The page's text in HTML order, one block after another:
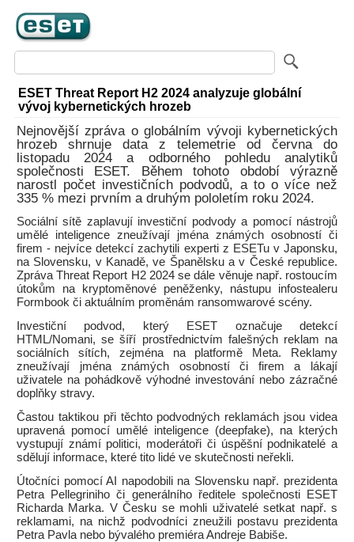
ESET Threat Report H2 2024 analyzuje globální
vývoj kybernetických hrozeb
Nejnovější zpráva o globálním vývoji kybernetických
hrozeb shrnuje data z telemetrie od června do
listopadu 2024 a odborného pohledu analytiků
společnosti ESET. Během tohoto období výrazně
narostl počet investičních podvodů, a to o více než
335 % mezi prvním a druhým pololetím roku 2024.
Sociální sítě zaplavují investiční podvody a pomocí nástrojů
umělé inteligence zneužívají jména známých osobností či
firem - nejvíce detekcí zachytili experti z ESETu v Japonsku,
na Slovensku, v Kanadě, ve Španělsku a v České republice.
Zpráva Threat Report H2 2024 se dále věnuje např. rostoucím
útokům na kryptoměnové peněženky, nástupu infostealeru
Formbook či aktuálním proměnám ransomwarové scény.
Investiční podvod, který ESET označuje detekcí
HTML/Nomani, se šíří prostřednictvím falešných reklam na
sociálních sítích, zejména na platformě Meta. Reklamy
zneužívají jména známých osobností či firem a lákají
uživatele na pohádkově výhodné investování nebo zázračné
doplňky stravy.
Častou taktikou při těchto podvodných reklamách jsou videa
upravená pomocí umělé inteligence (deepfake), na kterých
vystupují známí politici, moderátoři či úspěšní podnikatelé a
sdělují informace, které tito lidé ve skutečnosti neřekli.
Útočníci pomocí AI napodobili na Slovensku např. prezidenta
Petra Pellegriniho či generálního ředitele společnosti ESET
Richarda Marka. V Česku se mohli uživatelé setkat např. s
reklamami, na nichž podvodníci zneužili postavu prezidenta
Petra Pavla nebo bývalého premiéra Andreje Babiše.